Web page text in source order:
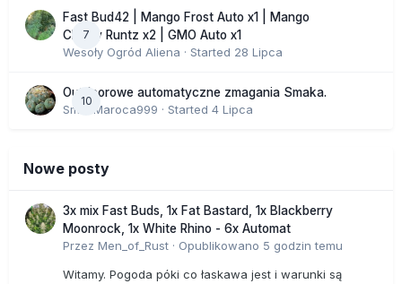
7
Fast Bud42 | Mango Frost Auto x1 | Mango
Cherry Runtz x2 | GMO Auto x1
Wesoły Ogród Aliena · Started 28 Lipca
10
Outdoorowe automatyczne zmagania Smaka.
SmakMaroca999 · Started 4 Lipca
Nowe posty
3x mix Fast Buds, 1x Fat Bastard, 1x Blackberry
Moonrock, 1x White Rhino - 6x Automat
Przez Men_of_Rust · Opublikowano 5 godzin temu
Witamy. Pogoda póki co łaskawa jest i warunki są